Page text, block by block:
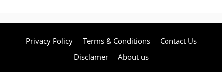
Privacy Policy Terms & Conditions
Contact Us
Disclamer
About us